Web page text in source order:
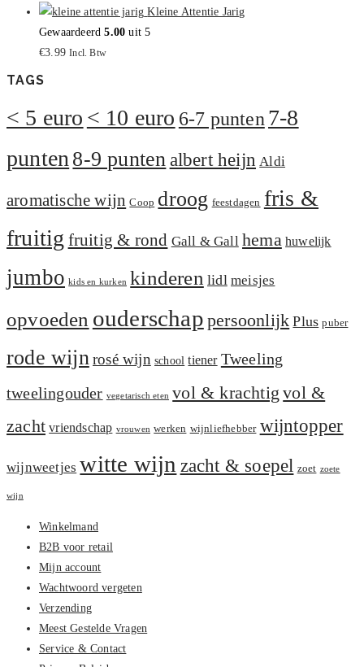
Kleine Attentie Jarig
Gewaardeerd5.00 uit 5
€3.99 Incl. Btw
TAGS
< 5 euro < 10 euro 6-7 punten7-8
punten8-9 puntenalbert heijn Aldi
aromatische wijn Coop droog feestdagen fris &
fruitig fruitig & rond Gall & Gall hema huwelijk
jumbo kids en kurken kinderen lidl meisjes
opvoeden ouderschap persoonlijk Plus puber
rode wijn rosé wijn school tiener Tweeling
tweelingouder vegetarisch eten vol & krachtig vol &
zacht vriendschap vrouwen werken wijnliefhebber wijntopper
wijnweetjes witte wijn zacht & soepel zoet zoete
wijn
Winkelmand
B2B voor retail
Mijn account
Wachtwoord vergeten
Verzending
Meest Gestelde Vragen
Service & Contact